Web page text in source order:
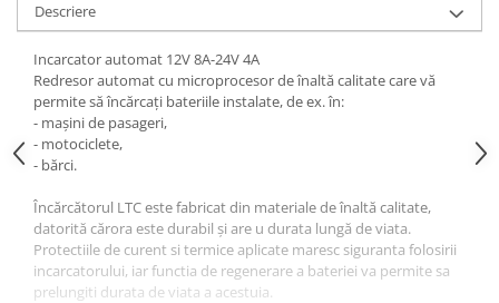
Descriere
Incarcator automat 12V 8A-24V 4A
Redresor automat cu microprocesor de înaltă calitate care vă
permite să încărcați bateriile instalate, de ex. în:
- mașini de pasageri,
- motociclete,
- bărci.
Încărcătorul LTC este fabricat din materiale de înaltă calitate,
datorită cărora este durabil și are u durata lungă de viata.
Protectiile de curent si termice aplicate maresc siguranta folosirii
incarcatorului, iar functia de regenerare a bateriei va permite sa
prelungiti durata de viata a acestuia.